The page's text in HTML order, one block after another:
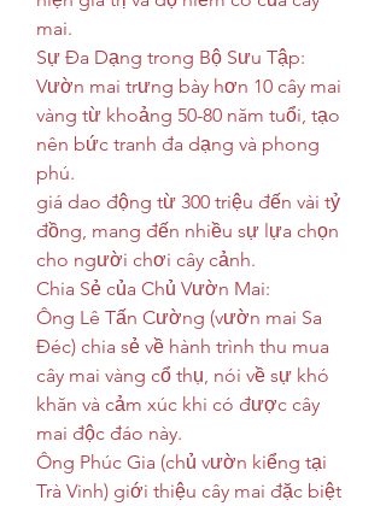
mai.
Sự Đa Dạng trong Bộ Sưu Tập:
Vườn mai trưng bày hơn 10 cây mai
vàng từ khoảng 50-80 năm tuổi, tạo
nên bức tranh đa dạng và phong
phú.
giá dao động từ 300 triệu đến vài tỷ
đồng, mang đến nhiều sự lựa chọn
cho người chơi cây cảnh.
Chia Sẻ của Chủ Vườn Mai:
Ông Lê Tấn Cường (vườn mai Sa
Đéc) chia sẻ về hành trình thu mua
cây mai vàng cổ thụ, nói về sự khó
khăn và cảm xúc khi có được cây
mai độc đáo này.
Ông Phúc Gia (chủ vườn kiểng tại
Trà Vinh) giới thiệu cây mai đặc biệt